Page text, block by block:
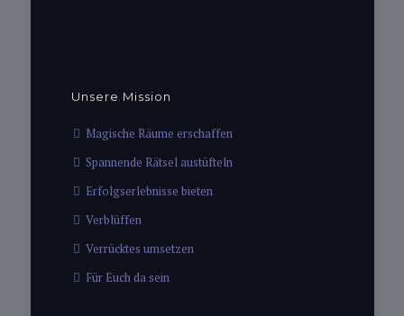
Unsere Mission
Magische Räume erschaffen
Spannende Rätsel austüfteln
Erfolgserlebnisse bieten
Verblüffen
Verrücktes umsetzen
Für Euch da sein